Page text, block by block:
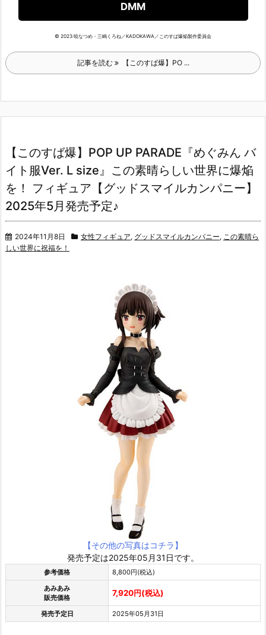
DMM
© 2023 暁なつめ・三嶋くろね／KADOKAWA／このすば爆焔製作委員会
記事を読む 【このすば爆】PO ...
【このすば爆】POP UP PARADE『めぐみん バ
イト服Ver. L size』この素晴らしい世界に爆焔
を！ フィギュア【グッドスマイルカンパニー】
2025年5月発売予定♪
2024年11月8日 女性フィギュア, グッドスマイルカンパニー, この素晴ら
しい世界に祝福を！
【その他の写真はコチラ】
発売予定は2025年05月31日です。
参考価格
8,800円(税込)
あみあみ
販売価格
7,920円(税込)
発売予定日 2025年05月31日